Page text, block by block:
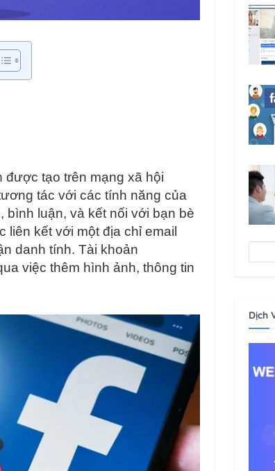
được tạo trên mạng xã hội
tác với các tính năng của
bình luận, và kết nối với bạn bè
kết với một địa chỉ email
danh tính. Tài khoản
việc thêm hình ảnh, thông tin
Dịch